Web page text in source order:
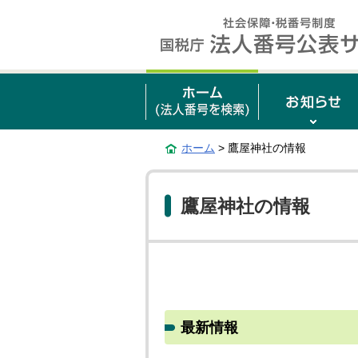
ホーム > 鷹屋神社の情報
鷹屋神社の情報
最新情報